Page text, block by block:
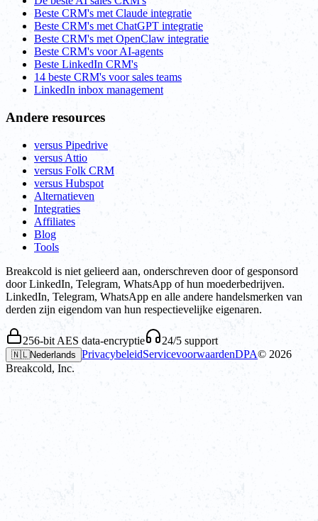
Beste CRM's met Claude integratie
Beste CRM's met ChatGPT integratie
Beste CRM's met OpenClaw integratie
Beste CRM's voor AI-agents
Beste LinkedIn CRM's
14 beste CRM's voor sales teams
LinkedIn inbox management
Andere resources
versus Pipedrive
versus Attio
versus Folk CRM
versus Hubspot
Alternatieven
Integraties
Affiliates
Blog
Tools
Breakcold is niet gelieerd aan, onderschreven door of gesponsord
door LinkedIn, Telegram, WhatsApp of hun moederbedrijven.
LinkedIn, Telegram, WhatsApp en alle andere handelsmerken van
derden zijn eigendom van hun respectievelijke eigenaren.
256-bit AES data-encryptie 24/5 support
🇳🇱Nederlands PrivacybeleidServicevoorwaardenDPA© 2026
Breakcold, Inc.